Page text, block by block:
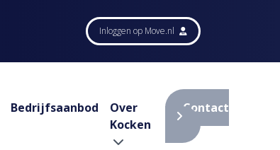
Inloggen op Move.nl
Bedrijfsaanbod
Over
Kocken
Contact